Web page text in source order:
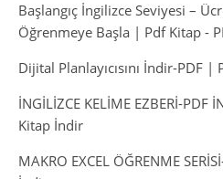
Başlangıç İngilizce Seviyesi –
Öğrenmeye Başla | Pdf Kitap -
Dijital Planlayıcısını İndir-PDF |
İNGİLİZCE KELİME EZBERİ-PDF
Kitap İndir
MAKRO EXCEL ÖĞRENME